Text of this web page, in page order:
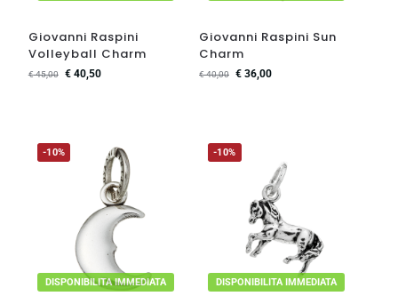
Giovanni Raspini
Volleyball Charm
€45,00 €40,50
Giovanni Raspini Sun
Charm
€40,00 € 36,00
-10%
DISPONIBILITA IMMEDIATA
-10%
DISPONIBILITA IMMEDIATA